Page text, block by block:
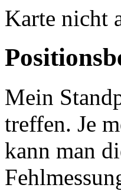
Karte nicht
Mein
treffen. Je
kann man